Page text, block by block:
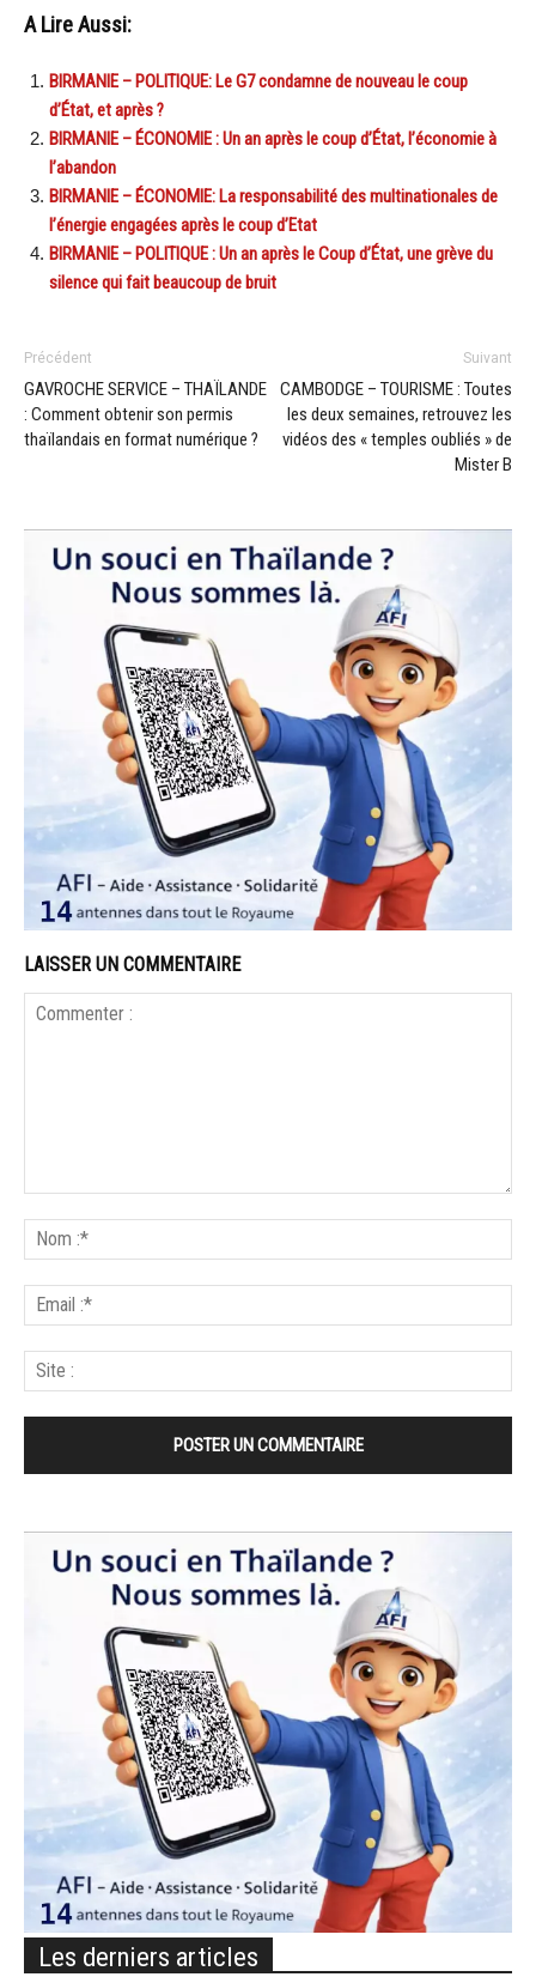
A Lire Aussi:
BIRMANIE – POLITIQUE: Le G7 condamne de nouveau le coup
d’État, et après ?
BIRMANIE – ÉCONOMIE : Un an après le coup d’État, l’économie à
l’abandon
BIRMANIE – ÉCONOMIE: La responsabilité des multinationales de
l’énergie engagées après le coup d’Etat
BIRMANIE – POLITIQUE : Un an après le Coup d’État, une grève du
silence qui fait beaucoup de bruit
Précédent
GAVROCHE SERVICE – THAÏLANDE
: Comment obtenir son permis
thaïlandais en format numérique ?
Suivant
CAMBODGE – TOURISME : Toutes
les deux semaines, retrouvez les
vidéos des « temples oubliés » de
Mister B
LAISSER UN COMMENTAIRE
Les derniers articles